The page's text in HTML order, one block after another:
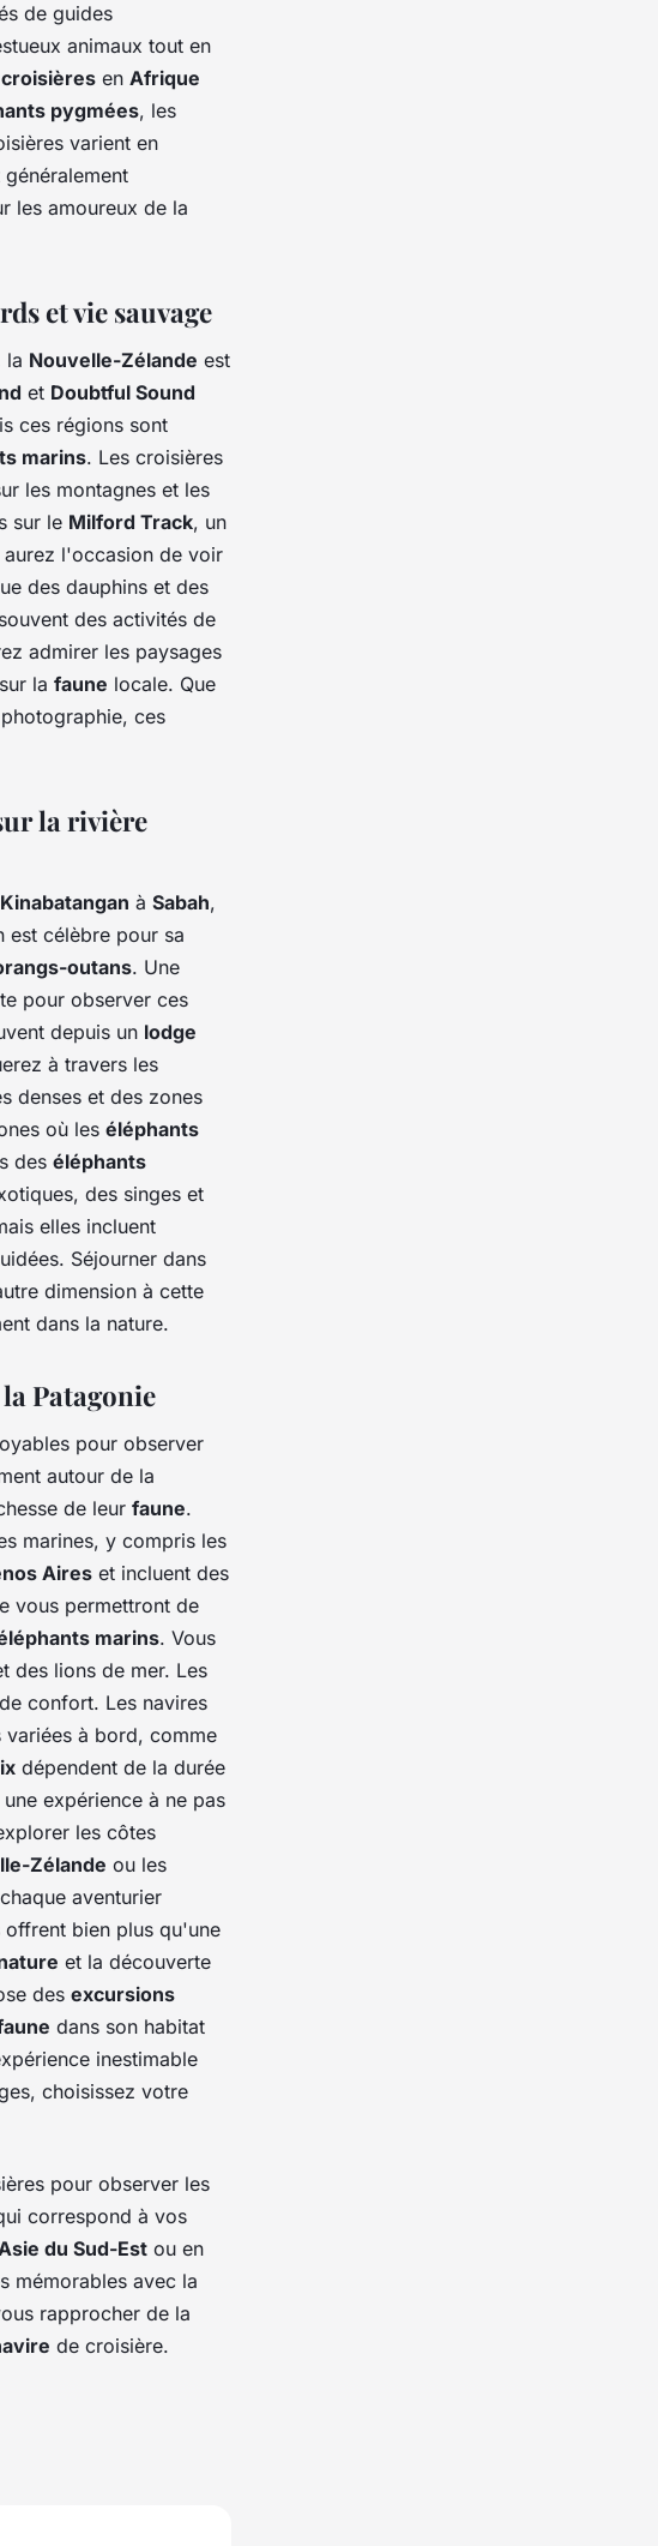
de guides
animaux tout en
croisières en Afrique
pygmées, les
varient en
les amoureux de la
et vie sauvage
la Nouvelle-Zélande est
et Doubtful Sound
ces régions sont
marins. Les croisières
les montagnes et les
sur le Milford Track, un
aurez l'occasion de voir
des dauphins et des
des activités de
admirer les paysages
la faune locale. Que
ces
la rivière
à Sabah,
est célèbre pour sa
outans. Une
pour observer ces
depuis un lodge
à travers les
denses et des zones
où les éléphants
des éléphants
des singes et
elles incluent
Séjourner dans
dimension à cette
dans la nature.
Patagonie
pour observer
autour de la
de leur faune.
marines, y compris les
Aires et incluent des
vous permettront de
marins. Vous
des lions de mer. Les
confort. Les navires
variées à bord, comme
dépendent de la durée
expérience à ne pas
les côtes
Zélande ou les
aventurier
offrent bien plus qu'une
et la découverte
des excursions
dans son habitat
inestimable
choisissez votre
pour observer les
correspond à vos
du Sud-Est ou en
mémorables avec la
rapprocher de la
de croisière.